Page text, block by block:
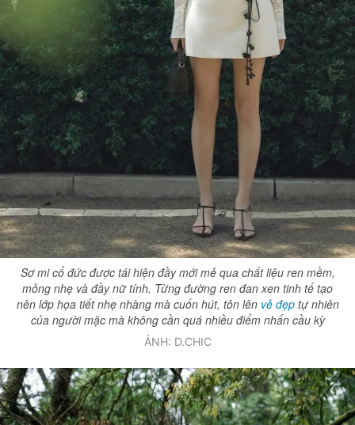
Sơ mi cổ đức được tái hiện đầy mới mẻ qua chất liệu ren mềm,
mỏng nhẹ và đầy nữ tính. Từng đường ren đan xen tinh tế tạo
nên lớp họa tiết nhẹ nhàng mà cuốn hút, tôn lên vẻ đẹptự nhiên
của người mặc mà không cần quá nhiều điểm nhấn cầu kỳ
ẢNH: D.CHIC